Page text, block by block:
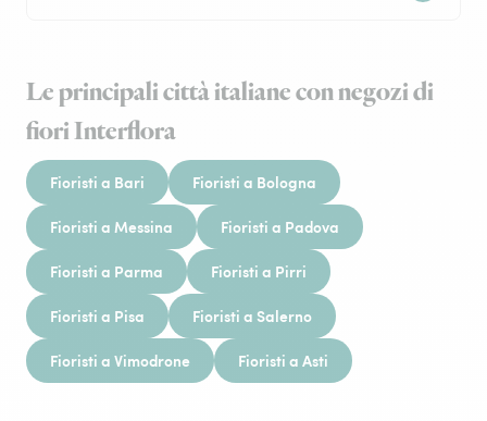
Le principali città italiane con negozi di
fiori Interflora
Fioristi a Bari Fioristi a Bologna
Fioristi a Messina Fioristi a Padova
Fioristi a Parma Fioristi a Pirri
Fioristi a Pisa Fioristi a Salerno
Fioristi a Vimodrone Fioristi a Asti